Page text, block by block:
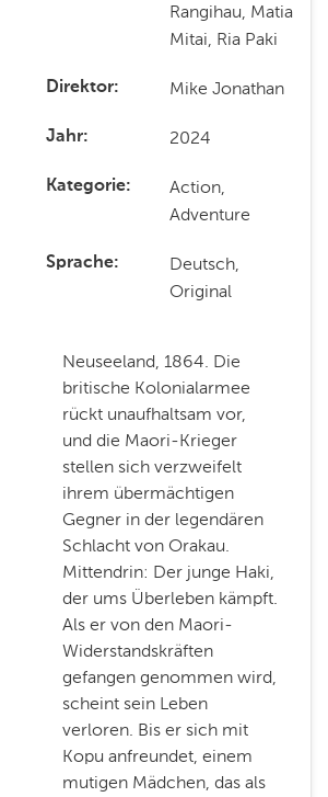
Rangihau, Matia
Mitai, Ria Paki
Direktor Mike Jonathan
Jahr 2024
Kategorie
Action,
Adventure
Sprache
Deutsch,
Original
Neuseeland, 1864. Die
britische Kolonialarmee
rückt unaufhaltsam vor,
und die Maori-Krieger
stellen sich verzweifelt
ihrem übermächtigen
Gegner in der legendären
Schlacht von Orakau.
Mittendrin: Der junge Haki,
der ums Überleben kämpft.
Als er von den Maori-
Widerstandskräften
gefangen genommen wird,
scheint sein Leben
verloren. Bis er sich mit
Kopu anfreundet, einem
mutigen Mädchen, das als